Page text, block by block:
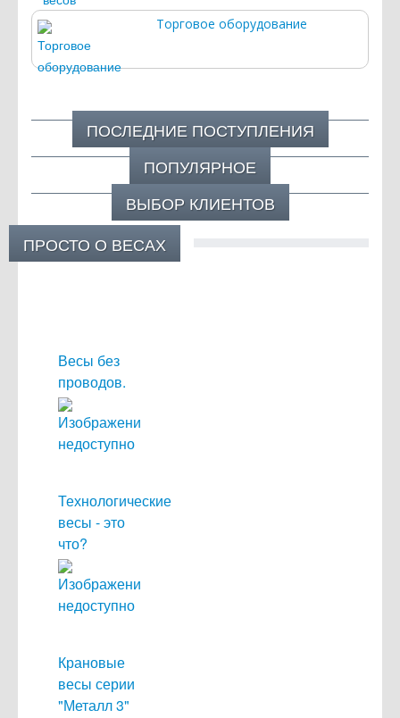
Торговое оборудование
ПОСЛЕДНИЕ ПОСТУПЛЕНИЯ
ПОПУЛЯРНОЕ
ВЫБОР КЛИЕНТОВ
ПРОСТО О ВЕСАХ
Весы без
проводов.
Технологические
весы - это
что?
Крановые
весы серии
"Металл 3"